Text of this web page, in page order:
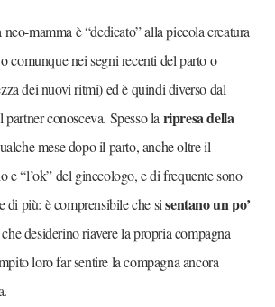
mamma è “dedicato” alla piccola creatura
comunque nei segni recenti del parto o
dei nuovi ritmi) ed è quindi diverso dal
partner conosceva. Spesso la ripresa della
mese dopo il parto, anche oltre il
e “l’ok” del ginecologo, e di frequente sono
di più: è comprensibile che sisentano un po’
desiderino riavere la propria compagna
loro far sentire la compagna ancora